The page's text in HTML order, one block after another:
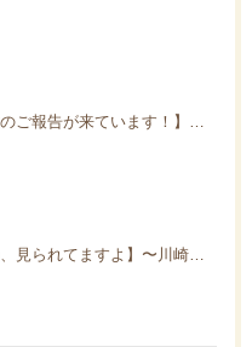
【あなたの行動、見られてますよ】〜川崎の結婚相談所Fiange〜